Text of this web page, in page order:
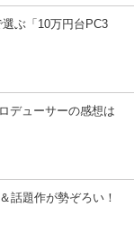
ぶ「10万円台PC3
デューサーの感想は
話題作が勢ぞろい！